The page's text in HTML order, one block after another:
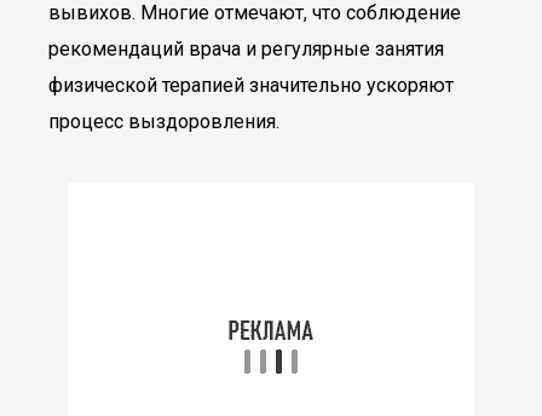
вывихов. Многие отмечают, что соблюдение
рекомендаций врача и регулярные занятия
физической терапией значительно ускоряют
процесс выздоровления.